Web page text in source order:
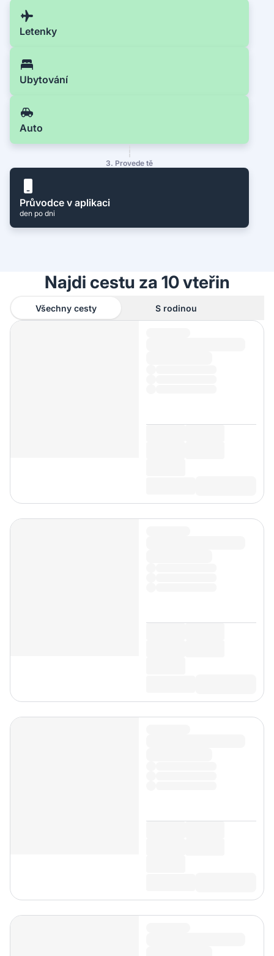
Letenky
Ubytování
Auto
3. Provede tě
Průvodce v aplikaci
den po dni
Najdi cestu za 10 vteřin
Všechny cesty S rodinou